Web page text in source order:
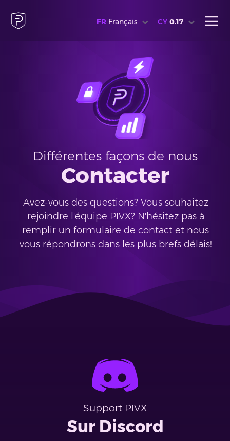
FR Français C¥ 0.17
Différentes façons de nous
Contacter
Avez-vous des questions? Vous souhaitez
rejoindre l'équipe PIVX? N'hésitez pas à
remplir un formulaire de contact et nous
vous répondrons dans les plus brefs délais!
Support PIVX
Sur Discord